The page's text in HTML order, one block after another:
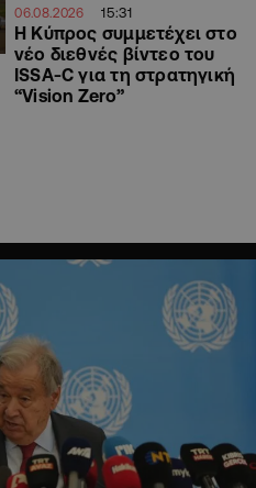
06.08.2026 15:31
Η Κύπρος συμμετέχει στο
νέο διεθνές βίντεο του
ISSA-C για τη στρατηγική
“Vision Zero”